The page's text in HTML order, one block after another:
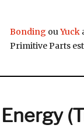
Bonding ouYuck
Primitive Parts